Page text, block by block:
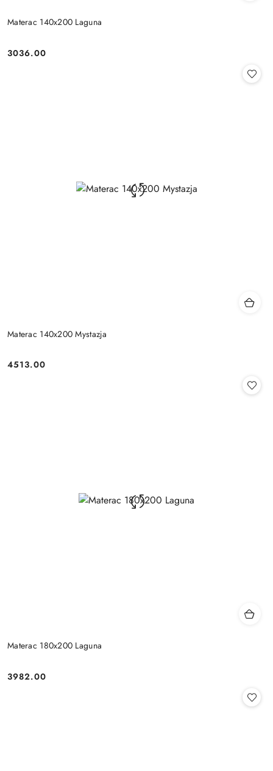
Materac 140x200 Laguna
Cena:
3036.00
Materac 140x200 Mystazja
Cena:
4513.00
Materac 180x200 Laguna
Cena:
3982.00